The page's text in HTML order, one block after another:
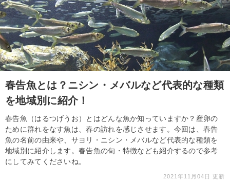
春告魚とは？ニシン・メバルなど代表的な種類
を地域別に紹介！
春告魚（はるつげうお）とはどんな魚か知っていますか？産卵の
ために群れをなす魚は、春の訪れを感じさせます。今回は、春告
魚の名前の由来や、サヨリ・ニシン・メバルなど代表的な種類を
地域別に紹介します。春告魚の旬・特徴なども紹介するので参考
にしてみてくださいね。
2021年11月04日 更新